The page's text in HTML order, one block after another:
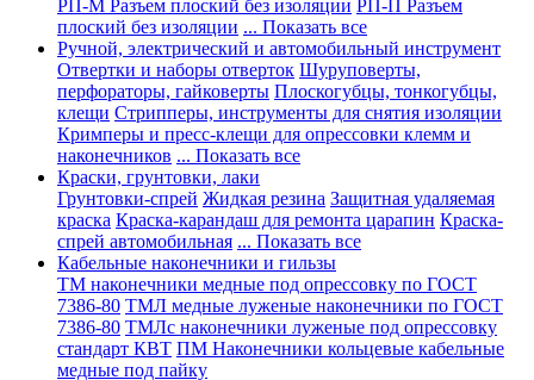
РП-М Разъем плоский без изоляции РП-П Разъем
плоский без изоляции ... Показать все
Ручной, электрический и автомобильный инструмент
Отвертки и наборы отверток Шуруповерты,
перфораторы, гайковерты Плоскогубцы, тонкогубцы,
клещи Стрипперы, инструменты для снятия изоляции
Кримперы и пресс-клещи для опрессовки клемм и
наконечников ... Показать все
Краски, грунтовки, лаки
Грунтовки-спрей Жидкая резина Защитная удаляемая
краска Краска-карандаш для ремонта царапин Краска-
спрей автомобильная ... Показать все
Кабельные наконечники и гильзы
ТМ наконечники медные под опрессовку по ГОСТ
7386-80 ТМЛ медные луженые наконечники по ГОСТ
7386-80 ТМЛс наконечники луженые под опрессовку
стандарт КВТ ПМ Наконечники кольцевые кабельные
медные под пайку